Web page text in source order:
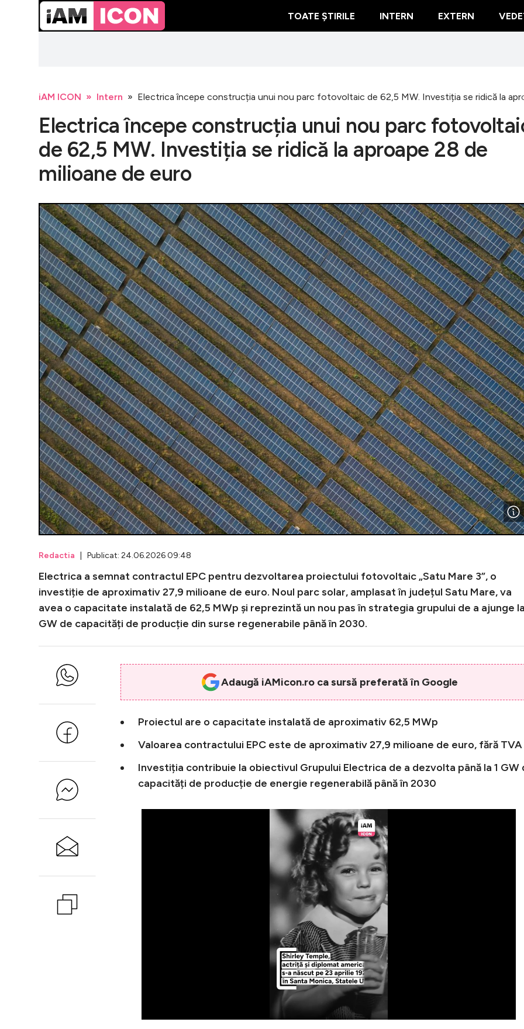
TOATE ȘTIRILE INTERN EXTERN
iAM ICON Intern Electrica începe construcția unui nou parc fotovoltaic de 62,5 MW. Investiția se ridică la
Electrica începe construcția unui nou parc
de 62,5 MW. Investiția se ridică la aproape 28 de
milioane de euro
Redactia | Publicat: 24.06.2026 09:48
Electrica a semnat contractul EPC pentru dezvoltarea proiectului fotovoltaic „Satu Mare 3”, o
investiție de aproximativ 27,9 milioane de euro. Noul parc solar, amplasat în județul Satu Mare, va
avea o capacitate instalată de 62,5 MWp și reprezintă un nou pas în strategia grupului de a ajunge la
GW de capacități de producție din surse regenerabile până în 2030.
Adaugă iAMicon.ro ca sursă preferată în Google
Proiectul are o capacitate instalată de aproximativ 62,5 MWp
Valoarea contractului EPC este de aproximativ 27,9 milioane de euro, fără TVA
Investiția contribuie la obiectivul Grupului Electrica de a dezvolta până la 1 GW
capacități de producție de energie regenerabilă până în 2030